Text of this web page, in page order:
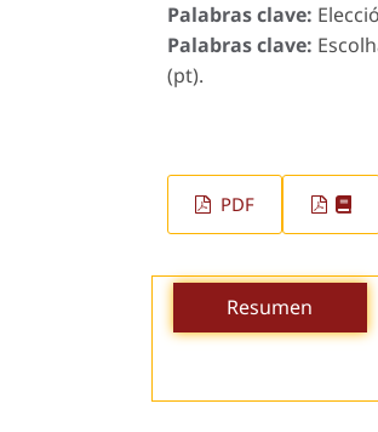
Palabras clave:
Palabras clave:
(pt).
PDF
Resumen